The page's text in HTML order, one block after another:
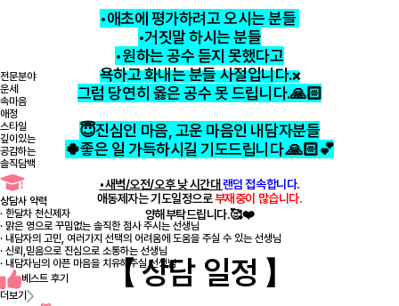
•애초에 평가하려고 오시는 분들
•거짓말 하시는 분들
•원하는 공수 듣지 못했다고
욕하고 화내는 분들사절입니다.❌
그럼 당연히 옳은 공수 못 드립니다.🙏🏻
😇진심인 마음, 고운 마음인 내담자분들
🍀좋은 일 가득하시길 기도드립니다.🙏🏻💕
•새벽/오전/오후 낮 시간대 랜덤 접속합니다.
애동제자는 기도일정으로부재중이 많습니다.
양해부탁드립니다.🥰❤️
【 상담 일정 】
전문분야
운세
속마음
애정
스타일
깊이있는
공감하는
솔직담백
상담사 약력
· 한달차 천신제자
· 맑은 영으로 꾸밈없는 솔직한 점사 주시는 선생님
· 내담자의 고민, 여러가지 선택의 어려움에 도움을 주실 수 있는 선생님
· 신뢰,믿음으로 진심으로 소통하는 선생님
· 내담자님의 아픈 마음을 치유해주실 선생님
베스트 후기
더보기